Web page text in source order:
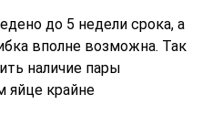
до 5 недели срока, а
вполне возможна. Так
наличие пары
яйце крайне